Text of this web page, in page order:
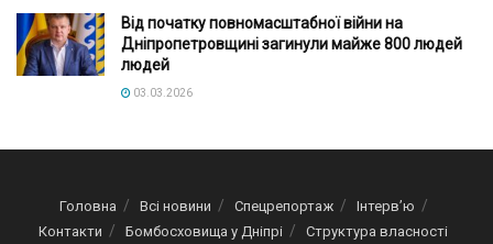
Від початку повномасштабної війни на
Дніпропетровщині загинули майже 800 людей
людей
03.03.2026
Головна Всі новини Спецрепортаж
Інтерв’ю
Контакти
Бомбосховища у Дніпрі Структура власності